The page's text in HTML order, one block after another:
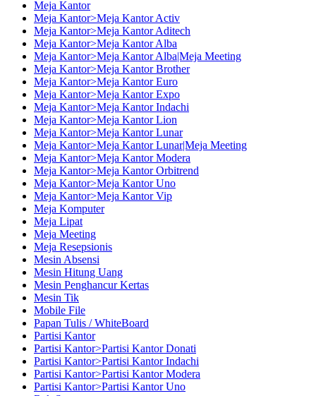
Meja Kantor
Meja Kantor>Meja Kantor Activ
Meja Kantor>Meja Kantor Aditech
Meja Kantor>Meja Kantor Alba
Meja Kantor>Meja Kantor Alba|Meja Meeting
Meja Kantor>Meja Kantor Brother
Meja Kantor>Meja Kantor Euro
Meja Kantor>Meja Kantor Expo
Meja Kantor>Meja Kantor Indachi
Meja Kantor>Meja Kantor Lion
Meja Kantor>Meja Kantor Lunar
Meja Kantor>Meja Kantor Lunar|Meja Meeting
Meja Kantor>Meja Kantor Modera
Meja Kantor>Meja Kantor Orbitrend
Meja Kantor>Meja Kantor Uno
Meja Kantor>Meja Kantor Vip
Meja Komputer
Meja Lipat
Meja Meeting
Meja Resepsionis
Mesin Absensi
Mesin Hitung Uang
Mesin Penghancur Kertas
Mesin Tik
Mobile File
Papan Tulis / WhiteBoard
Partisi Kantor
Partisi Kantor>Partisi Kantor Donati
Partisi Kantor>Partisi Kantor Indachi
Partisi Kantor>Partisi Kantor Modera
Partisi Kantor>Partisi Kantor Uno